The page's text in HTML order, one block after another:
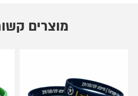
מוצרים